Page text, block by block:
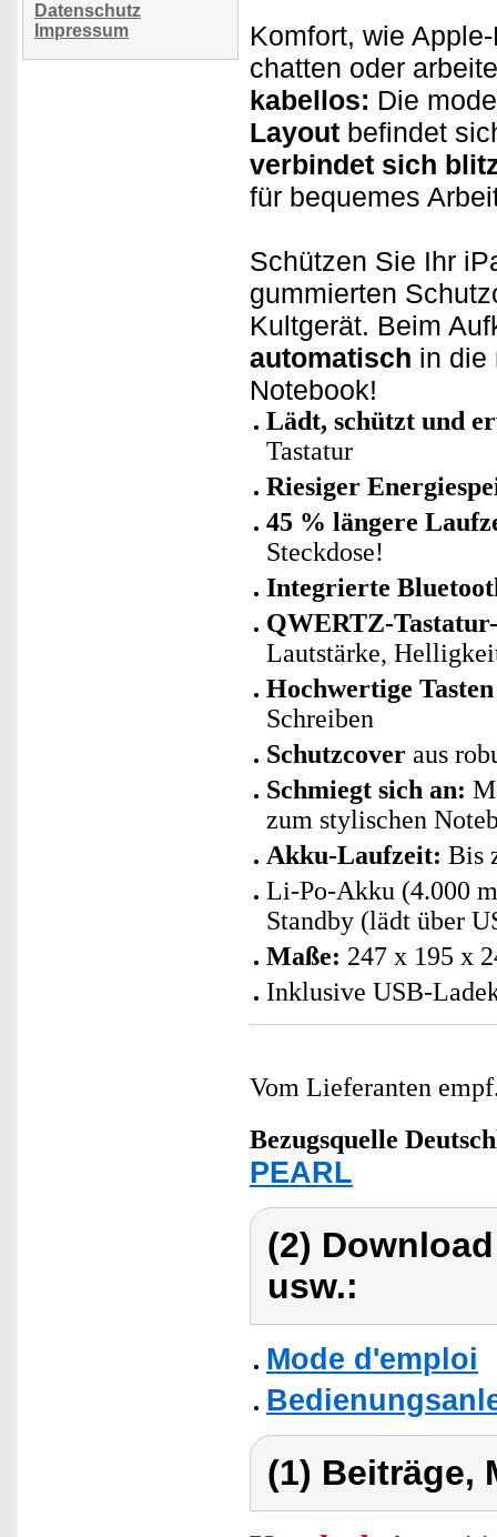
Datenschutz
Impressum
Komfort, wie
chatten oder
kabellos: Die
Layout befindet
verbindet sich
für bequemes
Schützen Sie Ihr
gummierten
Kultgerät. Beim
automatisch in die
Notebook!
Lädt, schützt und
Tastatur
Riesiger
45 % längere
Steckdose!
Integrierte
QWERTZ-
Lautstärke,
Hochwertige
Schreiben
Schutzcover aus
Schmiegt sich an:
zum stylischen
Akku-Laufzeit: Bis
Li-Po-Akku (4.000
Standby (lädt über
Maße: 247 x 195 x
Inklusive USB-
Vom Lieferanten
Bezugsquelle
PEARL
(2)
usw.:
Mode d'emploi
(1) Beiträge,